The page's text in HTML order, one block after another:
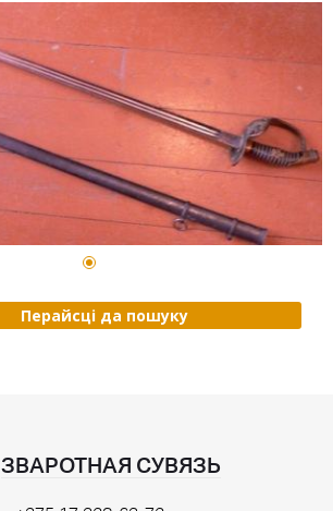
Перайсці да пошуку
ЗВАРОТНАЯ СУВЯЗЬ